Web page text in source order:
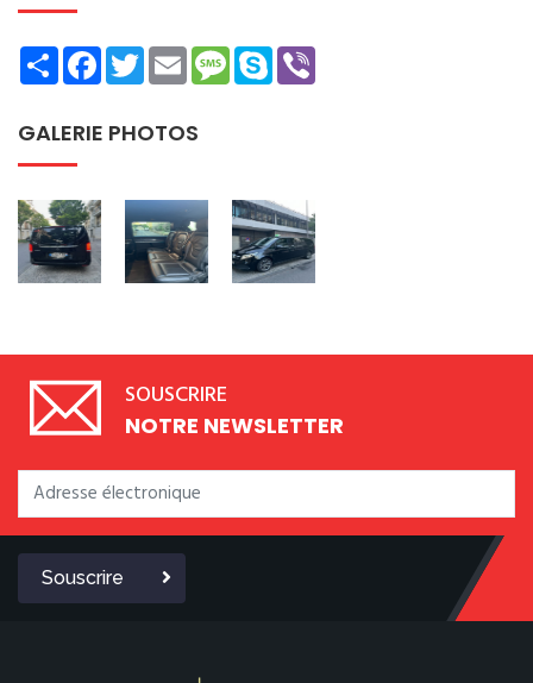
ShareFacebookTwitterEmailMessage
Skype
GALERIE PHOTOS
SOUSCRIRE
NOTRE NEWSLETTER
Souscrire